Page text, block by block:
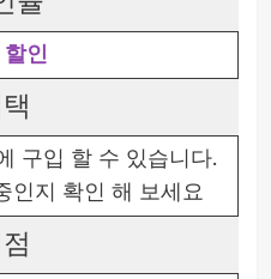
할인
구입 할 수 있습니다.
인지 확인 해 보세요